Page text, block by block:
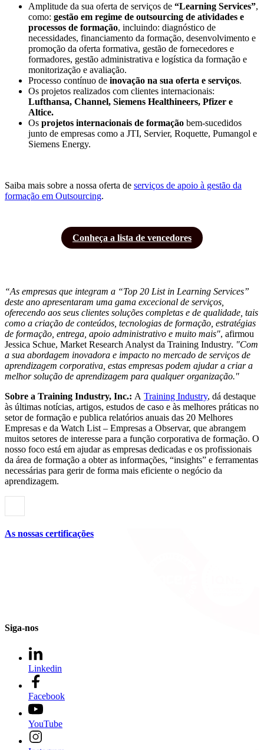
Amplitude da sua oferta de serviços de “Learning Services”,
como: gestão em regime de outsourcing de atividades e
processos de formação, incluindo: diagnóstico de
necessidades, financiamento da formação, desenvolvimento e
promoção da oferta formativa, gestão de fornecedores e
formadores, gestão administrativa e logística da formação e
monitorização e avaliação.
Processo contínuo de inovação na sua oferta e serviços.
Os projetos realizados com clientes internacionais:
Lufthansa, Channel, Siemens Healthineers, Pfizer e
Altice.
Os projetos internacionais de formação bem-sucedidos
junto de empresas como a JTI, Servier, Roquette, Pumangol e
Siemens Energy.
Saiba mais sobre a nossa oferta de serviços de apoio à gestão da
formação em Outsourcing.
Conheça a lista de vencedores
“As empresas que integram a “Top 20 List in Learning Services”
deste ano apresentaram uma gama excecional de serviços,
oferecendo aos seus clientes soluções completas e de qualidade, tais
como a criação de conteúdos, tecnologias de formação, estratégias
de formação, entrega, apoio administrativo e muito mais", afirmou
Jessica Schue, Market Research Analyst da Training Industry. "Com
a sua abordagem inovadora e impacto no mercado de serviços de
aprendizagem corporativa, estas empresas podem ajudar a criar a
melhor solução de aprendizagem para qualquer organização."
Sobre a Training Industry, Inc.: A Training Industry, dá destaque
às últimas notícias, artigos, estudos de caso e às melhores práticas no
setor de formação e publica relatórios anuais das 20 Melhores
Empresas e da Watch List – Empresas a Observar, que abrangem
muitos setores de interesse para a função corporativa de formação. O
nosso foco está em ajudar as empresas dedicadas e os profissionais
da área de formação a obter as informações, “insights” e ferramentas
necessárias para gerir de forma mais eficiente o negócio da
aprendizagem.
As nossas certificações
Siga-nos
Linkedin
Facebook
YouTube